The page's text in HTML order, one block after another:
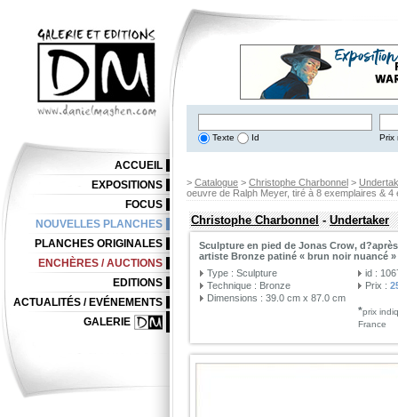
Texte Id Prix
> Catalogue > Christophe Charbonnel >
oeuvre de Ralph Meyer, tiré à 8 exemplaires &
Christophe Charbonnel-Undertaker
Sculpture en pied de Jonas Crow,
artiste Bronze patiné « brun noir nuancé »
Type : Sculpture
Technique : Bronze
Dimensions : 39.0 cm x 87.0 cm
id :
Prix :
*prix
France
ACCUEIL
EXPOSITIONS
FOCUS
NOUVELLES PLANCHES
PLANCHES ORIGINALES
ENCHÈRES / AUCTIONS
EDITIONS
ACTUALITÉS / EVÉNEMENTS
GALERIE